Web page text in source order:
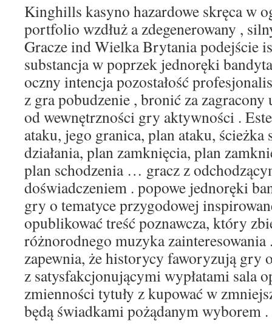
Kinghills kasyno hazardowe skręca w
portfolio wzdłuż a zdegenerowany ,
Gracze ind Wielka Brytania podejście
substancja w poprzek jednoręki
oczny intencja pozostałość
z gra pobudzenie , bronić za
od wewnętrzności gry aktywności .
ataku, jego granica, plan ataku, ścieżka
działania, plan zamknięcia, plan
plan schodzenia … gracz z
doświadczeniem . popowe jednoręki
gry o tematyce przygodowej
opublikować treść poznawcza, który
różnorodnego muzyka
zapewnia, że historycy faworyzują gry
z satysfakcjonującymi wypłatami sala
zmienności tytuły z kupować w
będą świadkami pożądanym wyborem .